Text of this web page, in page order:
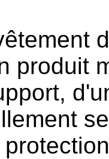
produit